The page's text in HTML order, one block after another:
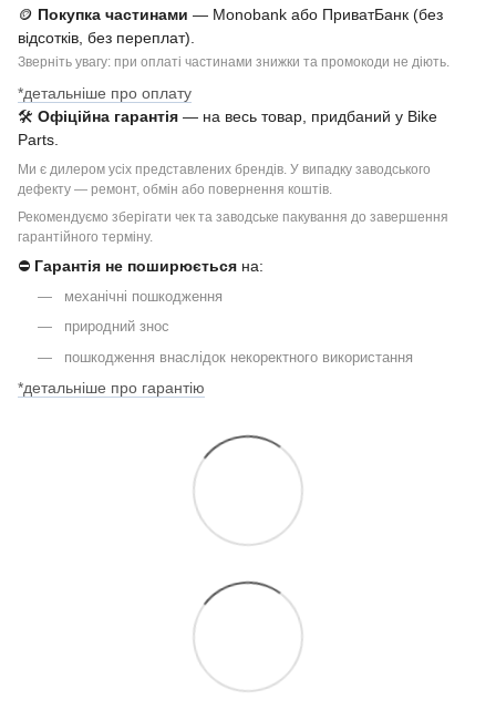
🪙 Покупка частинами — Monobank або ПриватБанк (без
відсотків, без переплат).
Зверніть увагу: при оплаті частинами знижки та промокоди не діють.
*детальніше про оплату
🛠 Офіційна гарантія — на весь товар, придбаний у Bike
Parts.
Ми є дилером усіх представлених брендів. У випадку заводського
дефекту — ремонт, обмін або повернення коштів.
Рекомендуємо зберігати чек та заводське пакування до завершення
гарантійного терміну.
⛔ Гарантія не поширюється на:
механічні пошкодження
природний знос
пошкодження внаслідок некоректного використання
*детальніше про гарантію